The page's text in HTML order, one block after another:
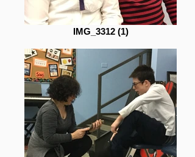
IMG_3312 (1)